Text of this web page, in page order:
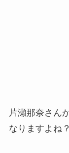
片瀬那奈さん
なりますよね？